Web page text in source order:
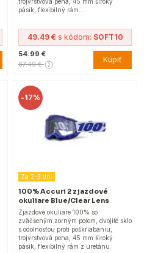
pásik, flexibilný rám…
49.49 € s kódom: SOFT10
54.99 €
67.49 € Kúpiť
-17%
Za 2-3 dni
100% Accuri 2 zjazdové
okuliare Blue/Clear Lens
Zjazdové okuliare 100% so
zväčšeným zorným poľom, dvojité sklo
s odolnosťou proti poškriabaniu,
trojvrstvová pena, 45 mm široký
pásik, flexibilný rám z uretánu.